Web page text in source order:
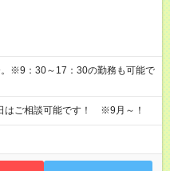
※9：30～17：30の勤務も可能で
ご相談可能です！ ※9月～！